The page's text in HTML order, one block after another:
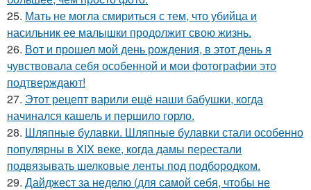
25. Мать не могла смириться с тем, что убийца и
насильник ее малышки продолжит свою жизнь.
26. Вот и прошел мой день рождения, в этот день я
чувствовала себя особенной и мои фотографии это
подтверждают!
27. Этот рецепт варили ещё наши бабушки, когда
начинался кашель и першило горло.
28. Шляпные булавки. Шляпные булавки стали особенно
популярны в XIX веке, когда дамы перестали
подвязывать шелковые ленты под подбородком.
29. Дайджест за неделю (для самой себя, чтобы не